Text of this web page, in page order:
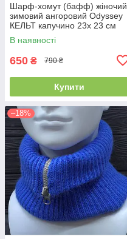
Шарф-хомут (бафф) жіночий
зимовий ангоровий Odyssey
КЕЛЬТ капучино 23х 23 см
14104
В наявності
650 ₴ 790 ₴
Купити
–18%